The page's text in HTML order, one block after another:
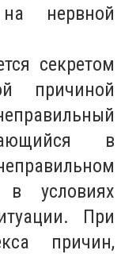
на нервной
секретом
причиной
в
условиях
При
причин,